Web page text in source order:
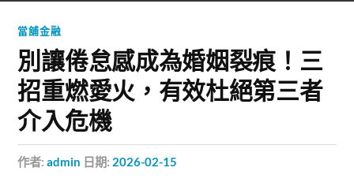
當舖金融
別讓倦怠感成為婚姻裂痕！三
招重燃愛火，有效杜絕第三者
介入危機
作者:admin 日期: 2026-02-15